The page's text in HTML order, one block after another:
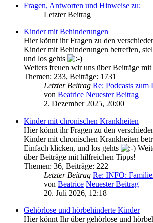
Fragen, Antworten und Hinweise zu:
Letzter Beitrag
Kinder mit Behinderungen
Hier könnt ihr Fragen zu den
Kinder mit Behinderungen betreffen,
und los gehts
Weiters freuen wir uns über Beiträge
Themen: 233, Beiträge: 1731
Letzter Beitrag Re: Podcasts
von Beatrice Neuester Beitrag
2. Dezember 2025, 20:00
Kinder mit chronischen Krankheiten
Hier könnt ihr Fragen zu den
Kinder mit chronischen Krankheiten
Einfach klicken, und los gehts
über Beiträge mit hilfreichen Tipps!
Themen: 36, Beiträge: 222
Letzter Beitrag Re: INFO:
von Beatrice Neuester Beitrag
20. Juli 2026, 12:18
Gehörlose und hörbehinderte Kinder
Hier könnt Ihr über gehörlose und